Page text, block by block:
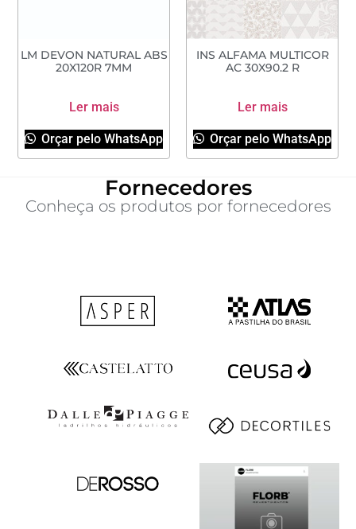
LM DEVON NATURAL ABS
20X120R 7MM
Ler mais
Orçar pelo WhatsApp
INS ALFAMA MULTICOR
AC 30X90.2 R
Ler mais
Orçar pelo WhatsApp
Fornecedores
Conheça os produtos por fornecedores